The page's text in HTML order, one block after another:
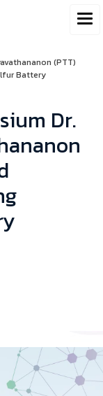
(PTT)
Battery
Dr.